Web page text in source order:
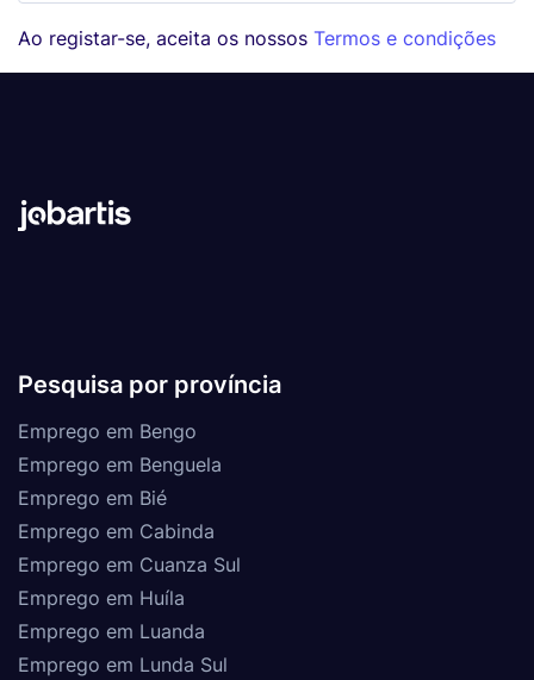
Ao registar-se, aceita os nossos Termos e condições
Pesquisa por província
Emprego em Bengo
Emprego em Benguela
Emprego em Bié
Emprego em Cabinda
Emprego em Cuanza Sul
Emprego em Huíla
Emprego em Luanda
Emprego em Lunda Sul